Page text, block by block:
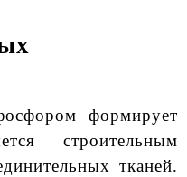
формирует
строительным
тканей.